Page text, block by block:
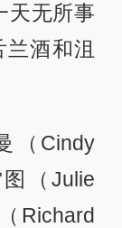
天无所事
酒和沮
（Cindy
（Julie
Richard